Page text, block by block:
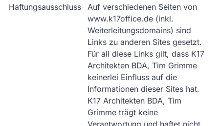
Haftungsausschluss
Auf verschiedenen Seiten von
www.k17office.de (inkl.
Weiterleitungsdomains) sind
Links zu anderen Sites gesetzt.
Für all diese Links gilt, dass K17
Architekten BDA, Tim Grimme
keinerlei Einfluss auf die
Informationen dieser Sites hat.
K17 Architekten BDA, Tim
Grimme trägt keine
Verantwortung und haftet nicht